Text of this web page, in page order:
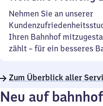
Nehmen Sie an unserer
Ihren Bahnhof
zählt – für ein besseres
Zum Überblick aller
Neu auf